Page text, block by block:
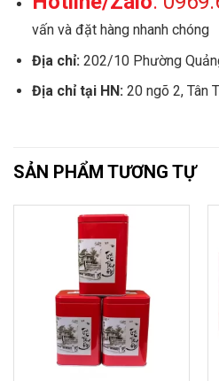
vấn và đặt hàng nhanh chóng
Địa chỉ: 202/10 Phường
Địa chỉ tại HN:20 ngõ 2, Tân
SẢN PHẨM TƯƠNG TỰ